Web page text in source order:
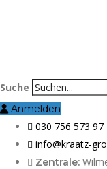
Suche
Anmelden
030 756 573 97
info@kraatz-
Zentrale: